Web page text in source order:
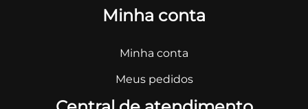
Minha conta
Minha conta
Meus pedidos